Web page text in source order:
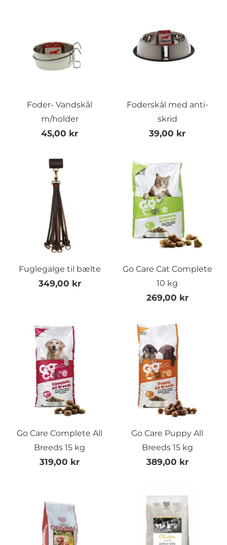
Foder- Vandskål
m/holder
45,00 kr
Foderskål med anti-
skrid
39,00 kr
Fuglegalge til bælte
349,00 kr
Go Care Cat Complete
10 kg
269,00 kr
Go Care Complete All
Breeds 15 kg
319,00 kr
Go Care Puppy All
Breeds 15 kg
389,00 kr